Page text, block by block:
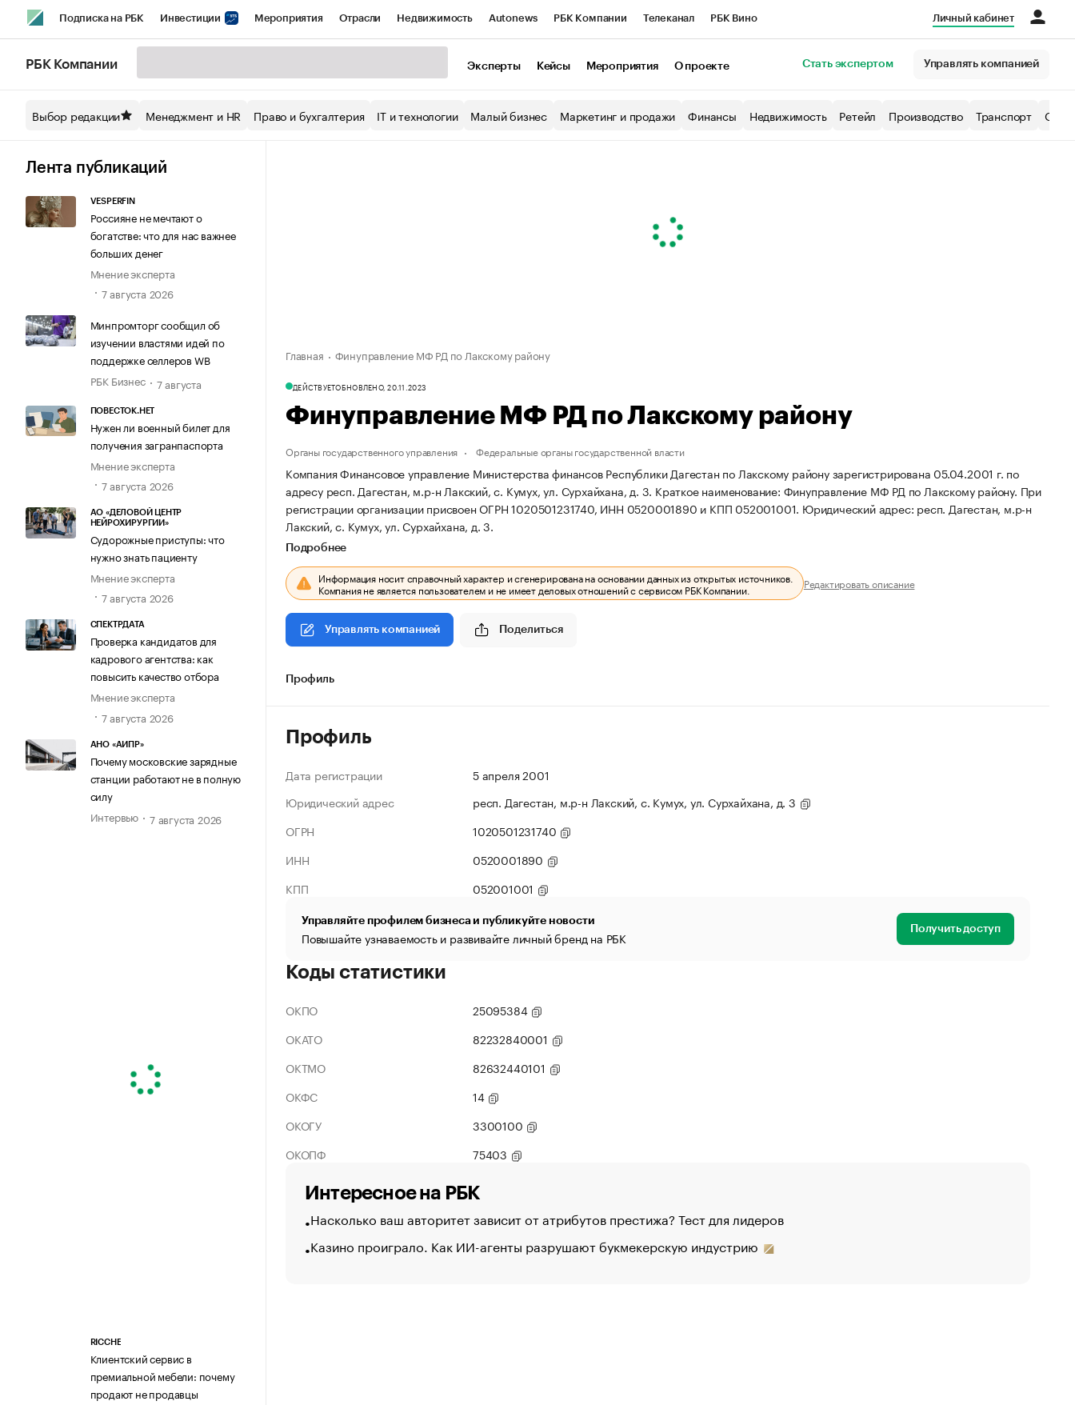
Подписка на РБК Инвестиции Мероприятия Отрасли Недвижимость Autonews РБК Компании Телеканал РБК Вино
Спецпроекты СПб Конференции СПб Спецпроекты Экономика Бизнес
Технологии и медиа
Личный кабинет
РБК Компании Эксперты Кейсы Мероприятия О проекте Стать экспертом Управлять компанией
Выбор редакции Менеджмент и HR Право и бухгалтерия IT и технологии Малый бизнес Маркетинг и продажи Финансы Недвижимость Ретейл Производство Транспорт
Лента публикаций
VESPERFIN
Россияне не мечтают о
богатстве: что для нас важнее
больших денег
Мнение эксперта
7 августа 2026
Минпромторг сообщил об
изучении властями идей по
поддержке селлеров WB
РБК Бизнес
7 августа
ПОВЕСТОК.НЕТ
Нужен ли военный билет для
получения загранпаспорта
Мнение эксперта
7 августа 2026
АО «ДЕЛОВОЙ ЦЕНТР
НЕЙРОХИРУРГИИ»
Судорожные приступы: что
нужно знать пациенту
Мнение эксперта
7 августа 2026
СПЕКТРДАТА
Проверка кандидатов для
кадрового агентства: как
повысить качество отбора
Мнение эксперта
7 августа 2026
АНО «АИПР»
Почему московские зарядные
станции работают не в полную
силу
Интервью
7 августа 2026
RICCHE
Клиентский сервис в
премиальной мебели: почему
продают не продавцы
Главная Финуправление МФ РД по Лакскому району
ДЕЙСТВУЕТОБНОВЛЕНО, 20.11.2023
Финуправление МФ РД по Лакскому району
Органы государственного управления Федеральные органы государственной власти
Компания Финансовое управление Министерства финансов Республики Дагестан по Лакскому району зарегистрирована 05.04.2001 г. по
адресу респ. Дагестан, м.р-н Лакский, с. Кумух, ул. Сурхайхана, д. 3. Краткое наименование: Финуправление МФ РД по Лакскому району. При
регистрации организации присвоен ОГРН 1020501231740, ИНН 0520001890 и КПП 052001001. Юридический адрес: респ. Дагестан, м.р-н
Лакский, с. Кумух, ул. Сурхайхана, д. 3.
Подробнее
Информация носит справочный характер и сгенерирована на основании данных из открытых источников.
Компания не является пользователем и не имеет деловых отношений с сервисом РБК Компании. Редактировать описание
Управлять компанией Поделиться
Профиль
Профиль
Дата регистрации
5 апреля 2001
Юридический адрес
респ. Дагестан, м.р-н Лакский, с. Кумух, ул. Сурхайхана, д. 3
ОГРН
1020501231740
ИНН
0520001890
КПП
052001001
Управляйте профилем бизнеса и публикуйте новости
Повышайте узнаваемость и развивайте личный бренд на РБК Получить доступ
Коды статистики
ОКПО
25095384
ОКАТО
82232840001
ОКТМО
82632440101
ОКФС
14
ОКОГУ
3300100
ОКОПФ
75403
Интересное на РБК
Насколько ваш авторитет зависит от атрибутов престижа? Тест для лидеров
Казино проиграло. Как ИИ-агенты разрушают букмекерскую индустрию